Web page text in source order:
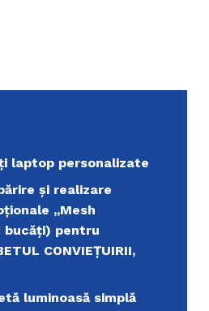
laptop personalizate
şi realizare
,,Mesh
bucăți) pentru
CONVIEŢUIRII,
luminoasă simplă